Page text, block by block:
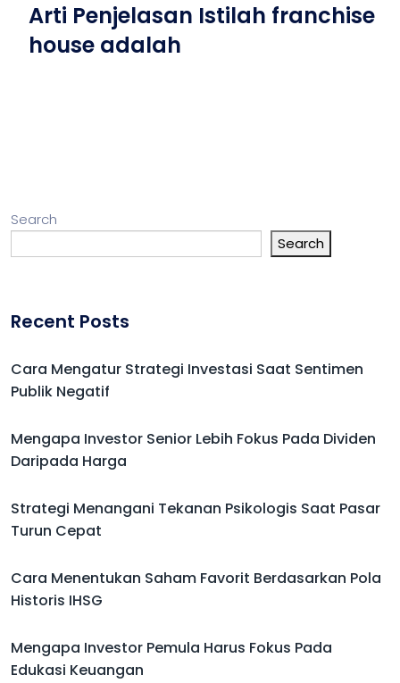
Arti Penjelasan Istilah franchise
house adalah
Search
Search
Recent Posts
Cara Mengatur Strategi Investasi Saat Sentimen
Publik Negatif
Mengapa Investor Senior Lebih Fokus Pada Dividen
Daripada Harga
Strategi Menangani Tekanan Psikologis Saat Pasar
Turun Cepat
Cara Menentukan Saham Favorit Berdasarkan Pola
Historis IHSG
Mengapa Investor Pemula Harus Fokus Pada
Edukasi Keuangan